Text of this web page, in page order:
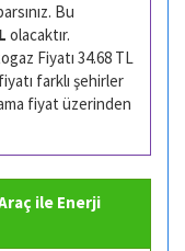
Bu
olacaktır.
Fiyatı 34.68 TL
farklı şehirler
fiyat üzerinden
ile Enerji